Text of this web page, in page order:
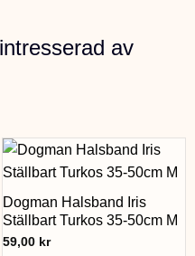
av
Dogman Halsband Iris
Ställbart Turkos 35-50cm M
59,00 kr